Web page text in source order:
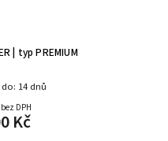
| typ PREMIUM
14 dnů
DPH
Kč